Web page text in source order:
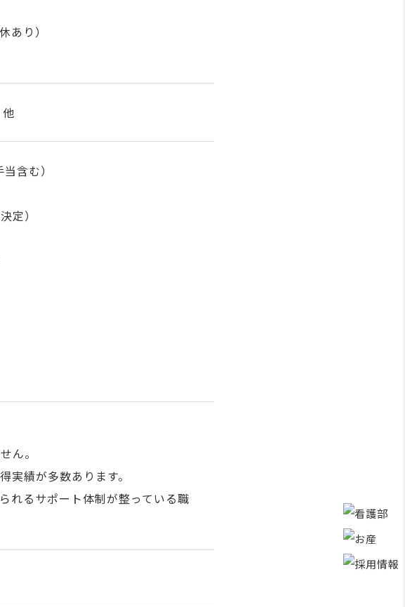
り）
含む）
定）
ん。
実績が多数あります。
れるサポート体制が整っている職